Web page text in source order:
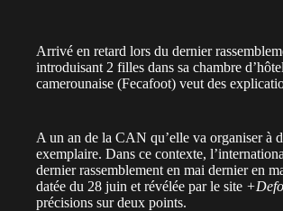
Arrivé en retard lors du dernier
introduisant 2 filles dans sa chambre
camerounaise (Fecafoot) veut des
A un an de la CAN qu’elle va organiser à
exemplaire. Dans ce contexte,
dernier rassemblement en mai dernier en
datée du 28 juin et révélée par le site
précisions sur deux points.